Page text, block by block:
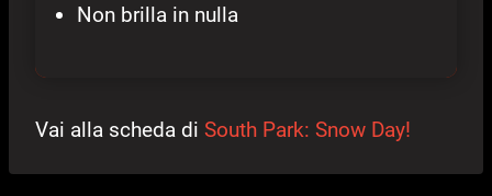
Non brilla in nulla
Vai alla scheda di South Park: Snow Day!